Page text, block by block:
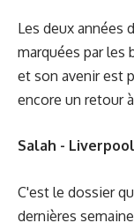
Les deux années
marquées par les
et son avenir est
encore un retour
Salah - Liverpool
C'est le dossier
dernières